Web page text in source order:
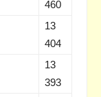
460
13
404
13
393